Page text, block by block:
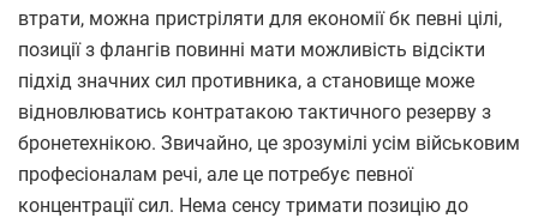
втрати, можна пристріляти для економії бк певні цілі,
позиції з флангів повинні мати можливість відсікти
підхід значних сил противника, а становище може
відновлюватись контратакою тактичного резерву з
бронетехнікою. Звичайно, це зрозумілі усім військовим
професіоналам речі, але це потребує певної
концентрації сил. Нема сенсу тримати позицію до